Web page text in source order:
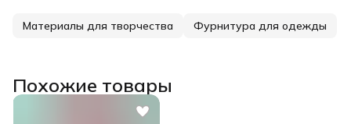
Материалы для творчества Фурнитура для одежды
Похожие товары